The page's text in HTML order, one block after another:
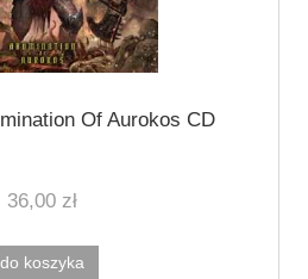
Of Aurokos CD
36,00 zł
do koszyka